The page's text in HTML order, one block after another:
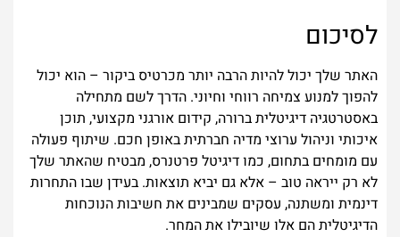
לסיכום
האתר שלך יכול להיות הרבה יותר מכרטיס ביקור – הוא יכול
להפוך למנוע צמיחה רווחי וחיוני. הדרך לשם מתחילה
באסטרטגיה דיגיטלית ברורה, קידום אורגני מקצועי, תוכן
איכותי וניהול ערוצי מדיה חברתית באופן חכם. שיתוף פעולה
עם מומחים בתחום, כמו דיגיטל פרטנרס, מבטיח שהאתר שלך
לא רק ייראה טוב – אלא גם יביא תוצאות. בעידן שבו התחרות
דינמית ומשתנה, עסקים שמבינים את חשיבות הנוכחות
הדיגיטלית הם אלו שיובילו את המחר.